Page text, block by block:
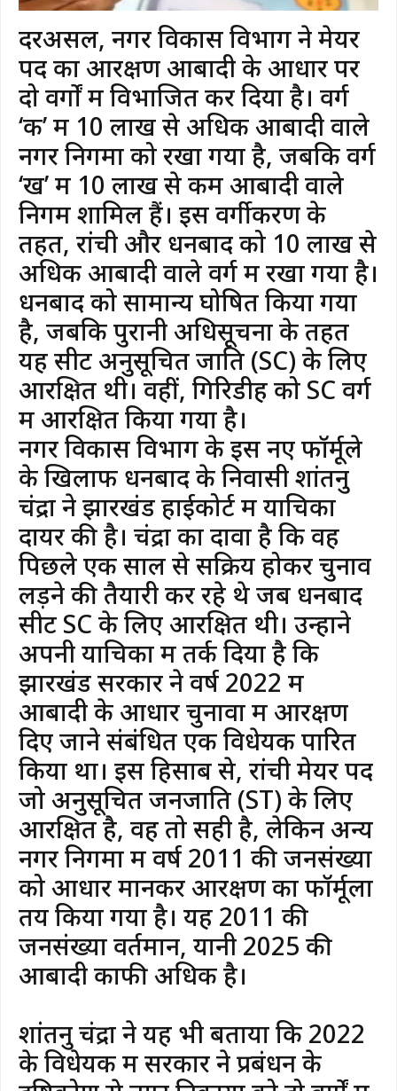
​दरअसल, नगर विकास विभाग ने मेयर
पद का आरक्षण आबादी के आधार पर
दो वर्गों में विभाजित कर दिया है। वर्ग
‘क’ में 10 लाख से अधिक आबादी वाले
नगर निगमों को रखा गया है, जबकि वर्ग
‘ख’ में 10 लाख से कम आबादी वाले
निगम शामिल हैं। इस वर्गीकरण के
तहत, रांची और धनबाद को 10 लाख से
अधिक आबादी वाले वर्ग में रखा गया है।
धनबाद को सामान्य घोषित किया गया
है, जबकि पुरानी अधिसूचना के तहत
यह सीट अनुसूचित जाति (SC) के लिए
आरक्षित थी। वहीं, गिरिडीह को SC वर्ग
में आरक्षित किया गया है।
​नगर विकास विभाग के इस नए फॉर्मूले
के खिलाफ धनबाद के निवासी शांतनु
चंद्रा ने झारखंड हाईकोर्ट में याचिका
दायर की है। चंद्रा का दावा है कि वह
पिछले एक साल से सक्रिय होकर चुनाव
लड़ने की तैयारी कर रहे थे जब धनबाद
सीट SC के लिए आरक्षित थी। उन्होंने
अपनी याचिका में तर्क दिया है कि
झारखंड सरकार ने वर्ष 2022 में
आबादी के आधार चुनावों में आरक्षण
दिए जाने संबंधित एक विधेयक पारित
किया था। इस हिसाब से, रांची मेयर पद
जो अनुसूचित जनजाति (ST) के लिए
आरक्षित है, वह तो सही है, लेकिन अन्य
नगर निगमों में वर्ष 2011 की जनसंख्या
को आधार मानकर आरक्षण का फॉर्मूला
तय किया गया है। यह 2011 की
जनसंख्या वर्तमान, यानी 2025 की
आबादी काफी अधिक है।
शांतनु चंद्रा ने यह भी बताया कि 2022
के विधेयक में सरकार ने प्रबंधन के